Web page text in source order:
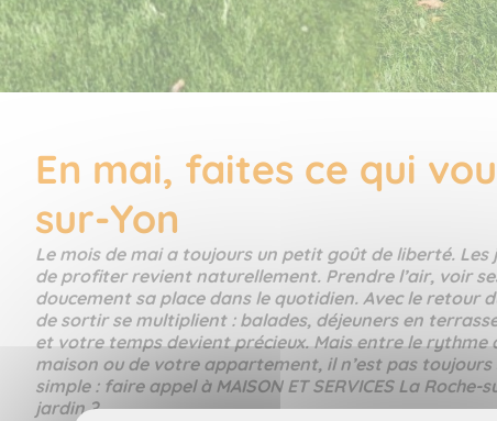
En mai, faites ce qui
sur-Yon
Le mois de mai a toujours un petit goût de liberté.
de profiter revient naturellement. Prendre l’air, voir
doucement sa place dans le quotidien. Avec le retour
de sortir se multiplient : balades, déjeuners en
et votre temps devient précieux. Mais entre le
maison ou de votre appartement, il n’est pas
simple : faire appel à MAISON ET SERVICES La
jardin ?